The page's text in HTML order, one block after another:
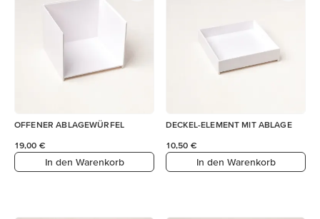
OFFENER ABLAGEWÜRFEL
19,00 €
In den Warenkorb
DECKEL-ELEMENT MIT ABLAGE
10,50 €
In den Warenkorb